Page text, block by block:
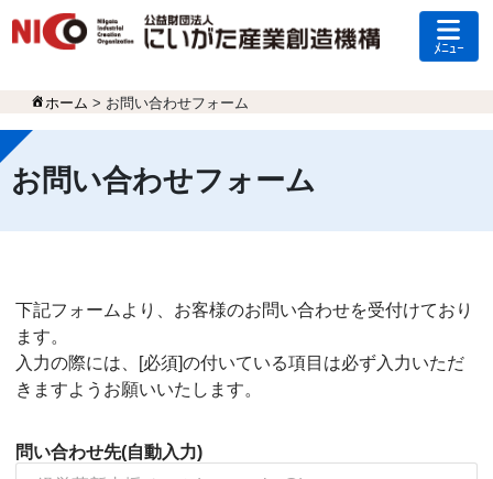
ﾒﾆｭｰ
ホーム > お問い合わせフォーム
お問い合わせフォーム
下記フォームより、お客様のお問い合わせを受付けており
ます。
入力の際には、[必須]の付いている項目は必ず入力いただ
きますようお願いいたします。
問い合わせ先(自動入力)